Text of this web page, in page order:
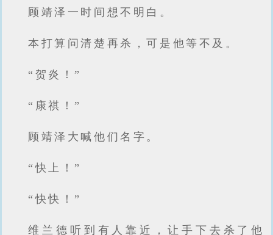
顾靖泽一时间想不明白。
本打算问清楚再杀，可是他等不及。
“贺炎！”
“康祺！”
顾靖泽大喊他们名字。
“快上！”
“快快！”
维兰德听到有人靠近，让手下去杀了他